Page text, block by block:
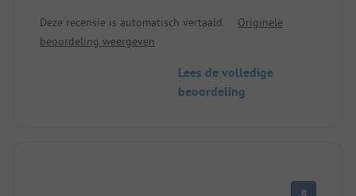
kinderen.
Ik kan het alleen maar aanraden.
Deze recensie is automatisch vertaald.
Originele
beoordeling weergeven
Lees de volledige
beoordeling